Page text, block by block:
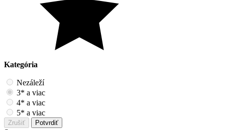
Kategória
Nezáleží
3* a viac
4* a viac
5* a viac
Zrušiť Potvrdiť